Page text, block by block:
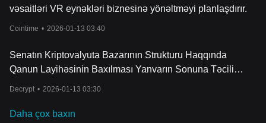
vəsaitləri VR eynəkləri biznesinə yönəltməyi planlaşdırır.
Cointime • 2026-01-13 03:40
Senatın Kriptovalyuta Bazarının Strukturu Haqqında
Qanun Layihəsinin Baxılması Yanvarın Sonuna Təcili
Decrypt • 2026-01-13 03:30
Daha çox baxın